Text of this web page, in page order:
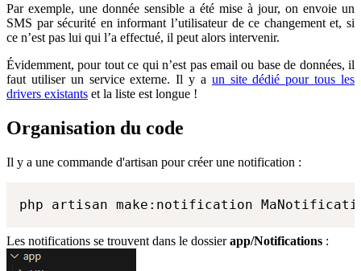
Par exemple, une donnée sensible a été mise à jour, on envoie un
SMS par sécurité en informant l’utilisateur de ce changement et, si
ce n’est pas lui qui l’a effectué, il peut alors intervenir.
Évidemment, pour tout ce qui n’est pas email ou base de données, il
faut utiliser un service externe. Il y a un site dédié pour tous les
drivers existants et la liste est longue !
Organisation du code
Il y a une commande d'artisan pour créer une notification :
php artisan make:notification
Les notifications se trouvent dans le dossierapp/Notifications :